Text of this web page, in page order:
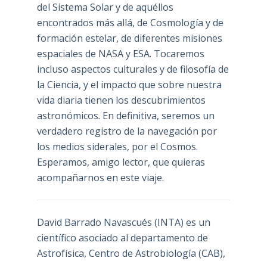
del Sistema Solar y de aquéllos
encontrados más allá, de Cosmología y de
formación estelar, de diferentes misiones
espaciales de NASA y ESA. Tocaremos
incluso aspectos culturales y de filosofía de
la Ciencia, y el impacto que sobre nuestra
vida diaria tienen los descubrimientos
astronómicos. En definitiva, seremos un
verdadero registro de la navegación por
los medios siderales, por el Cosmos.
Esperamos, amigo lector, que quieras
acompañarnos en este viaje.
David Barrado Navascués (INTA) es un
científico asociado al departamento de
Astrofísica, Centro de Astrobiología (CAB),